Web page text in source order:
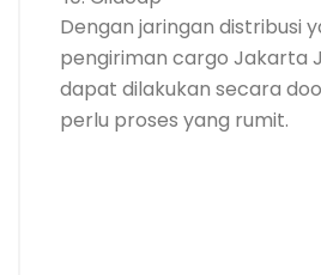
Dengan jaringan distribusi
pengiriman cargo Jakarta
dapat dilakukan secara
perlu proses yang rumit.